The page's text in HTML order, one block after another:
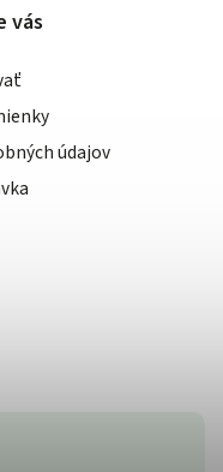
vás
údajov